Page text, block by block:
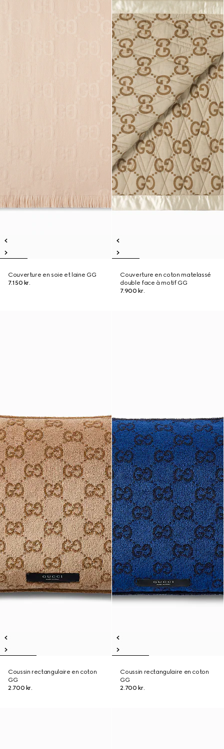
Couverture en soie et laine GG
7.150 kr.
Couverture en coton matelassé
double face à motif GG
7.900 kr.
Coussin rectangulaire en coton
GG
2.700 kr.
Coussin rectangulaire en coton
GG
2.700 kr.